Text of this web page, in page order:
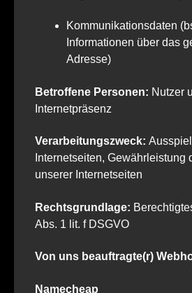
Kommunikationsdaten
Informationen über das
Adresse)
Betroffene Personen: Nutzer
Internetpräsenz
Verarbeitungszweck:
Internetseiten, Gewährleistung
unserer Internetseiten
Rechtsgrundlage:
Abs. 1 lit. f DSGVO
Von uns beauftragte(r)
Namecheap